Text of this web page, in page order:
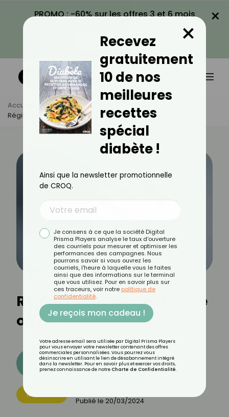
PROMO : -60% sur les offres 3 et 6 mois
VOIR LA PROMO
×
Accueil Actus
Minceur
Régime Sans Sucre : Bonne Ou Mauvaise Idée ?
Régime sans sucre : bonne
ou mauvaise Idée ?
Découvrez les 11 menus CROQ
MINCEUR
Publié le 20/03/2024
Recevez
gratuitement
10 de nos
meilleures
recettes
spécial
diabète !
×
Ainsi que la newsletter promotionnelle
de CROQ.
Je consens à ce que la société Digital
Prisma Players analyse le taux d'ouverture
des courriels pour mesurer et optimiser les
performances des campagnes. Nous
pourrons savoir si vous ouvrez les
courriels, l'heure à laquelle vous le faites
ainsi que des informations sur le terminal
que vous utilisez. Pour en savoir plus sur
ces traceurs, voir notre politique de
confidentialité.
Je reçois mon cadeau !
Votre adresse email sera utilisée par Digital Prisma Players
pour vous envoyer votre newsletter contenant des offres
commerciales personnalisées. Vous pourrez vous
désinscrire en utilisant le lien de désabonnement intégré
dans la newsletter. Pour en savoir plus et exercer vos droits,
prenez connaissance de notre Charte de Confidentialité.